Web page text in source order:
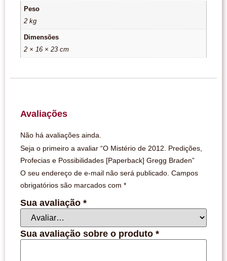
Peso
2 kg
Dimensões
2 × 16 × 23 cm
Avaliações
Não há avaliações ainda.
Seja o primeiro a avaliar “O Mistério de 2012. Predições,
Profecias e Possibilidades [Paperback] Gregg Braden”
O seu endereço de e-mail não será publicado. Campos
obrigatórios são marcados com *
Sua avaliação *
Sua avaliação sobre o produto *